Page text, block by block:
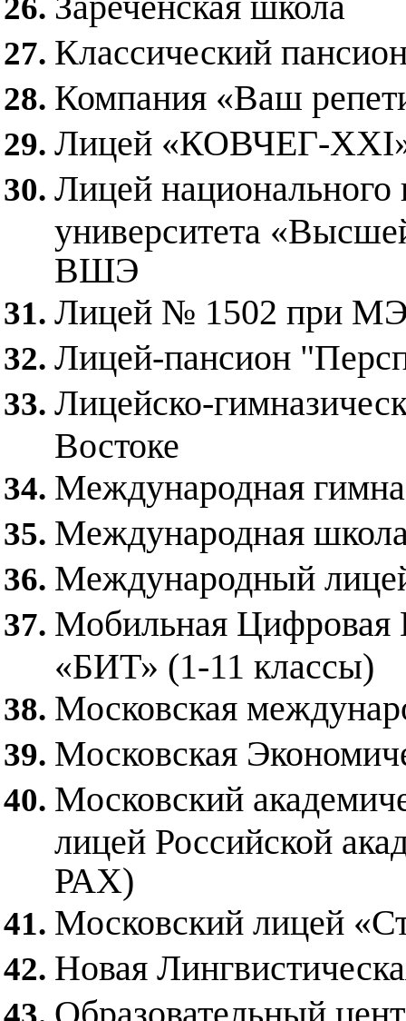
Классический
Компания «Ваш
Лицей «КОВЧЕГ-
Лицей национального
университета
ВШЭ
Лицей № 1502 при
Лицей-пансион
Лицейско-
Востоке
Международная
Международная
Международный
Мобильная Цифровая
«БИТ» (1-11 классы)
Московская
Московская
Московский
лицей Российской
РАХ)
Московский лицей
Новая